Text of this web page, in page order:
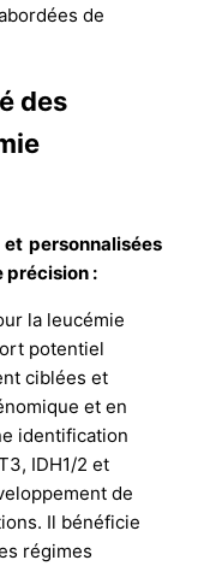
de
des
personnalisées
précision :
la leucémie
potentiel
ciblées et
et en
identification
IDH1/2 et
de
Il bénéficie
régimes